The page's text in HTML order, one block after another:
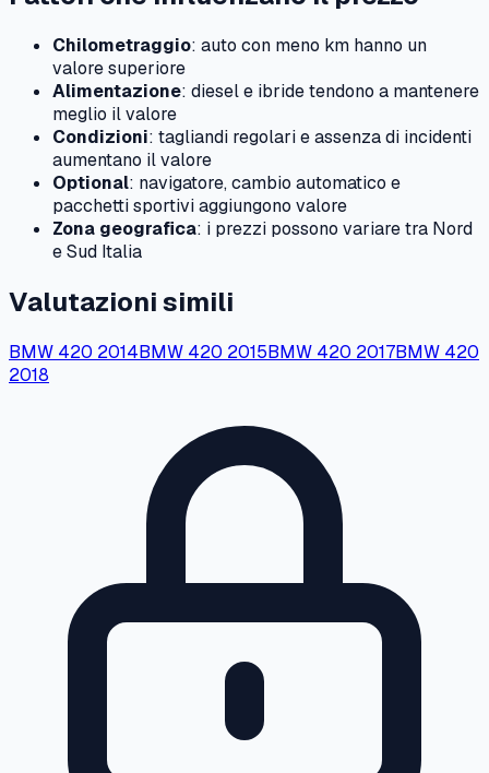
Chilometraggio: auto con meno km hanno un
valore superiore
Alimentazione: diesel e ibride tendono a mantenere
meglio il valore
Condizioni: tagliandi regolari e assenza di incidenti
aumentano il valore
Optional: navigatore, cambio automatico e
pacchetti sportivi aggiungono valore
Zona geografica: i prezzi possono variare tra Nord
e Sud Italia
Valutazioni simili
BMW 420 2014BMW 420 2015BMW 420 2017BMW 420
2018